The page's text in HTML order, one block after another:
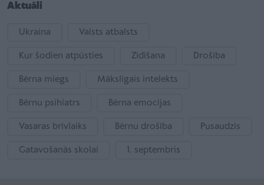
Aktuāli
Ukraina Valsts atbalsts
Kur šodien atpūsties Zīdīšana Drošība
Bērna miegs Mākslīgais intelekts
Bērnu psihiatrs Bērna emocijas
Vasaras brīvlaiks Bērnu drošība Pusaudzis
Gatavošanās skolai 1. septembris